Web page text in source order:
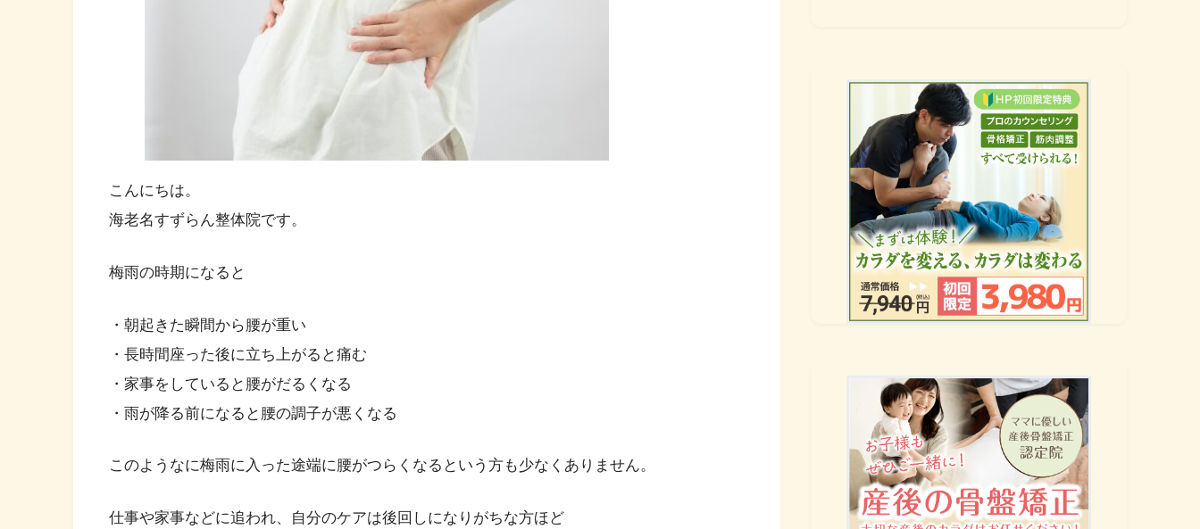
こんにちは。
海老名すずらん整体院です。
梅雨の時期になると
・朝起きた瞬間から腰が重い
・長時間座った後に立ち上がると痛む
・家事をしていると腰がだるくなる
・雨が降る前になると腰の調子が悪くなる
このようなに梅雨に入った途端に腰がつらくなるという方も少なくありません。
仕事や家事などに追われ、自分のケアは後回しになりがちな方ほど